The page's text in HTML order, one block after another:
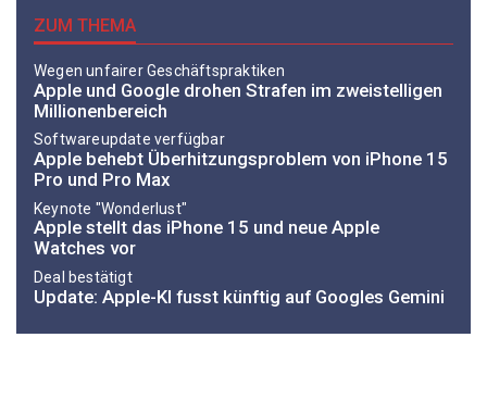
ZUM THEMA
Wegen unfairer Geschäftspraktiken
Apple und Google drohen Strafen im zweistelligen
Millionenbereich
Softwareupdate verfügbar
Apple behebt Überhitzungsproblem von iPhone 15
Pro und Pro Max
Keynote "Wonderlust"
Apple stellt das iPhone 15 und neue Apple
Watches vor
Deal bestätigt
Update: Apple-KI fusst künftig auf Googles Gemini